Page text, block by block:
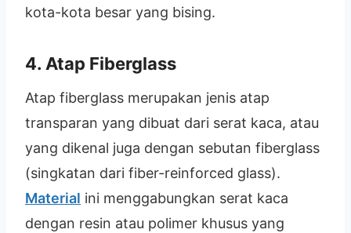
kota-kota besar yang bising.
4. Atap Fiberglass
Atap fiberglass merupakan jenis atap
transparan yang dibuat dari serat kaca, atau
yang dikenal juga dengan sebutan fiberglass
(singkatan dari fiber-reinforced glass).
Material ini menggabungkan serat kaca
dengan resin atau polimer khusus yang